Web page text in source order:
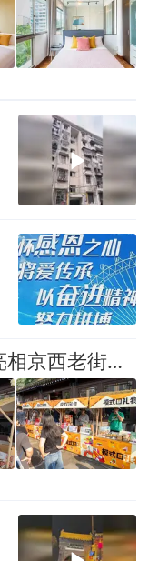
石景山“模式口礼物”正式亮相京西老街——